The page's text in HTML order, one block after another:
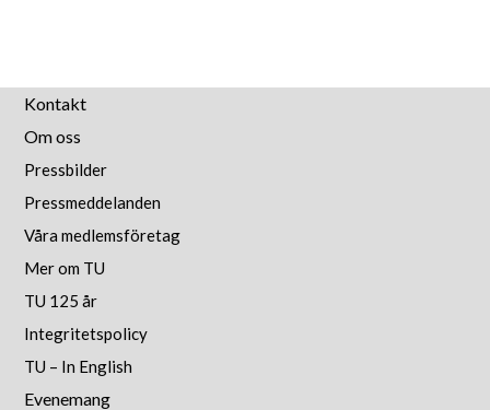
Kontakt
Om oss
Pressbilder
Pressmeddelanden
Våra medlemsföretag
Mer om TU
TU 125 år
Integritetspolicy
TU – In English
Evenemang